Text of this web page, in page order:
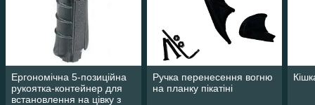
Ергономічна 5-позиційна
рукоятка-контейнер для
встановлення на цівку з
Ручка перенесення вогню
на планку пікатіні